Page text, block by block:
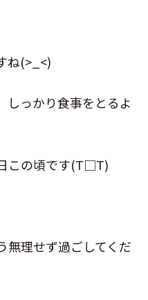
ね(>_<)
しっかり食事をとるよ
この頃です(T□T)
無理せず過ごしてくだ